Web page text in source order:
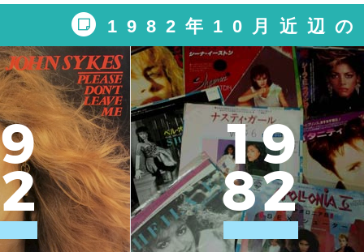
1982年10月近辺の
9
2
19
82